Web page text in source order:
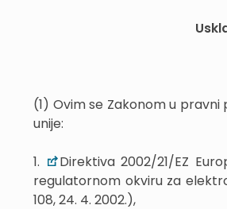
(1) Ovim se Zakonom u
unije:
1.
Direktiva 2002/21/EZ
regulatornom okviru za
108, 24. 4. 2002.),